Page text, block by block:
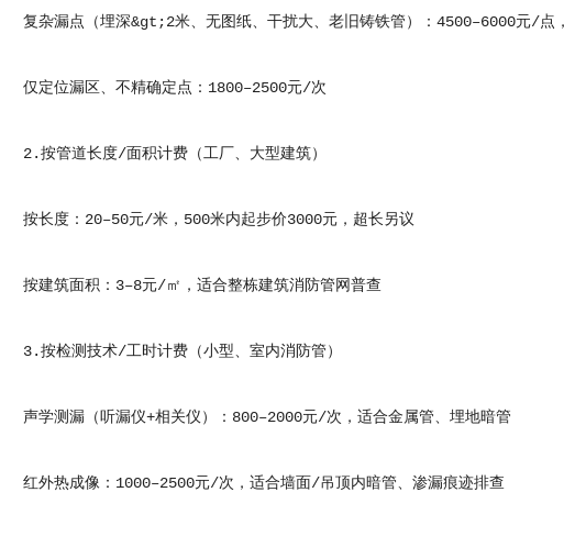
复杂漏点（埋深&gt;2米、无图纸、干扰大、老旧铸铁管）：4500–6000元/点，
仅定位漏区、不精确定点：1800–2500元/次
2.按管道长度/面积计费（工厂、大型建筑）
按长度：20–50元/米，500米内起步价3000元，超长另议
按建筑面积：3–8元/㎡，适合整栋建筑消防管网普查
3.按检测技术/工时计费（小型、室内消防管）
声学测漏（听漏仪+相关仪）：800–2000元/次，适合金属管、埋地暗管
红外热成像：1000–2500元/次，适合墙面/吊顶内暗管、渗漏痕迹排查